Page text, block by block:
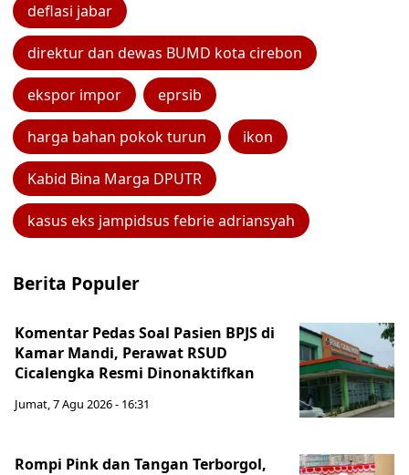
deflasi jabar
direktur dan dewas BUMD kota cirebon
ekspor impor eprsib
harga bahan pokok turun ikon
Kabid Bina Marga DPUTR
kasus eks jampidsus febrie adriansyah
Berita Populer
Komentar Pedas Soal Pasien BPJS di
Kamar Mandi, Perawat RSUD
Cicalengka Resmi Dinonaktifkan
Jumat, 7 Agu 2026 - 16:31
Rompi Pink dan Tangan Terborgol,